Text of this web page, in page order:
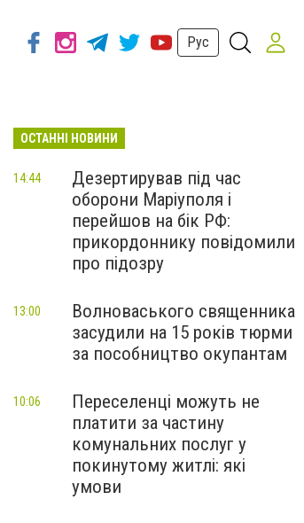
Рус
ОСТАННІ НОВИНИ
Дезертирував під час
оборони Маріуполя і
перейшов на бік РФ:
прикордоннику повідомили
про підозру
14:44
Волноваського священника
засудили на 15 років тюрми
за пособництво окупантам
13:00
Переселенці можуть не
платити за частину
комунальних послуг у
покинутому житлі: які
умови
10:06